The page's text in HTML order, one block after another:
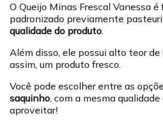
O Queijo Minas Frescal Vanessa
padronizado previamente
qualidade do produto.
Além disso, ele possui alto teor
assim, um produto fresco.
Você pode escolher entre as
saquinho, com a mesma
aproveitar!